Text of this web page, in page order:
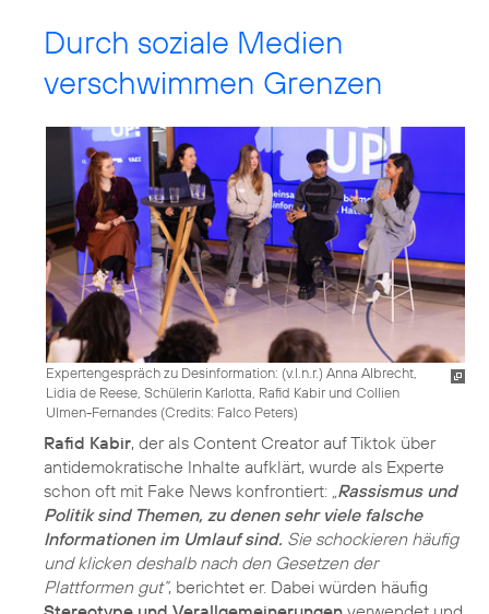
Durch soziale Medien
verschwimmen Grenzen
Expertengespräch zu Desinformation: (v.l.n.r.) Anna Albrecht,
Lidia de Reese, Schülerin Karlotta, Rafid Kabir und Collien
Ulmen-Fernandes (Credits: Falco Peters)
Rafid Kabir, der als Content Creator auf Tiktok über
antidemokratische Inhalte aufklärt, wurde als Experte
schon oft mit Fake News konfrontiert: „Rassismus und
Politik sind Themen, zu denen sehr viele falsche
Informationen im Umlauf sind. Sie schockieren häufig
und klicken deshalb nach den Gesetzen der
Plattformen gut“, berichtet er. Dabei würden häufig